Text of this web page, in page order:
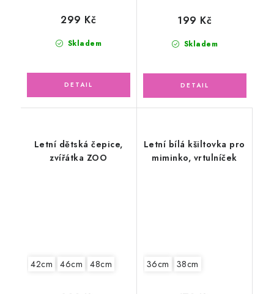
Skladem
299 Kč
Skladem
199 Kč
Letní dětská čepice,
zvířátka ZOO
42cm 46cm 48cm
Letní bílá kšiltovka pro
miminko, vrtulníček
36cm 38cm